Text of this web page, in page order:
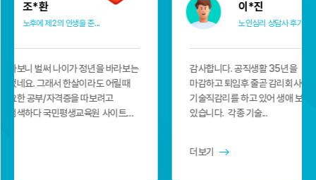
노인심리 상담사 후기
감사합니다. 공직생활 35년을
마감하고 퇴임후 줄곧 감리회사에 몸을 담고
기술직감리를 하고 있어 생애 보람을 느끼고
있습니다. 각종 기술...
일하
저는 사무직으로
버스를 운행하고
알게 되었습니다. 저는 운전중 또는 쉬는시간에
틈틈히 노인돌봄